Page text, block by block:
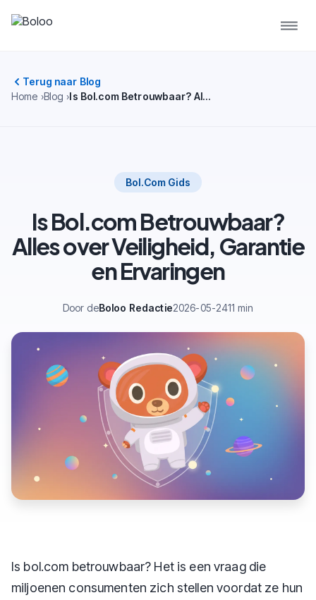
Terug naar Blog
Home Blog Is Bol.com Betrouwbaar? Alles over Veiligheid, Garantie en Ervaringen
Bol.com Gids
Is Bol.com Betrouwbaar?
Alles over Veiligheid, Garantie
en Ervaringen
Door deBoloo Redactie2026-05-2411 min
Is bol.com betrouwbaar? Het is een vraag die
miljoenen consumenten zich stellen voordat ze hun